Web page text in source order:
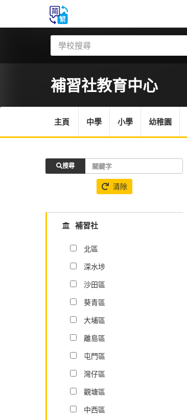
補習社教育中心
主頁 中學 小學 幼稚園
搜尋
清除
補習社
北區
深水埗
沙田區
葵青區
大埔區
離島區
屯門區
灣仔區
觀塘區
中西區